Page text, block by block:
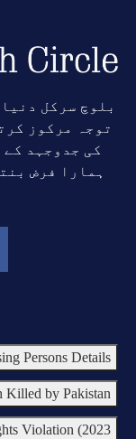
بلوچ سرکل
توجہ مرکوز
کی جدوجہد
ہمارا فرض
Persons Details
Killed by Pakistan
Violation (2023)